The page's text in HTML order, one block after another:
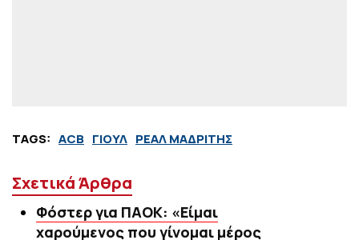
TAGS: ACB ΓΙΟΥΛ ΡΕΑΛ ΜΑΔΡΙΤΗΣ
Σχετικά Άρθρα
Φόστερ για ΠΑΟΚ: «Είμαι
χαρούμενος που γίνομαι μέρος